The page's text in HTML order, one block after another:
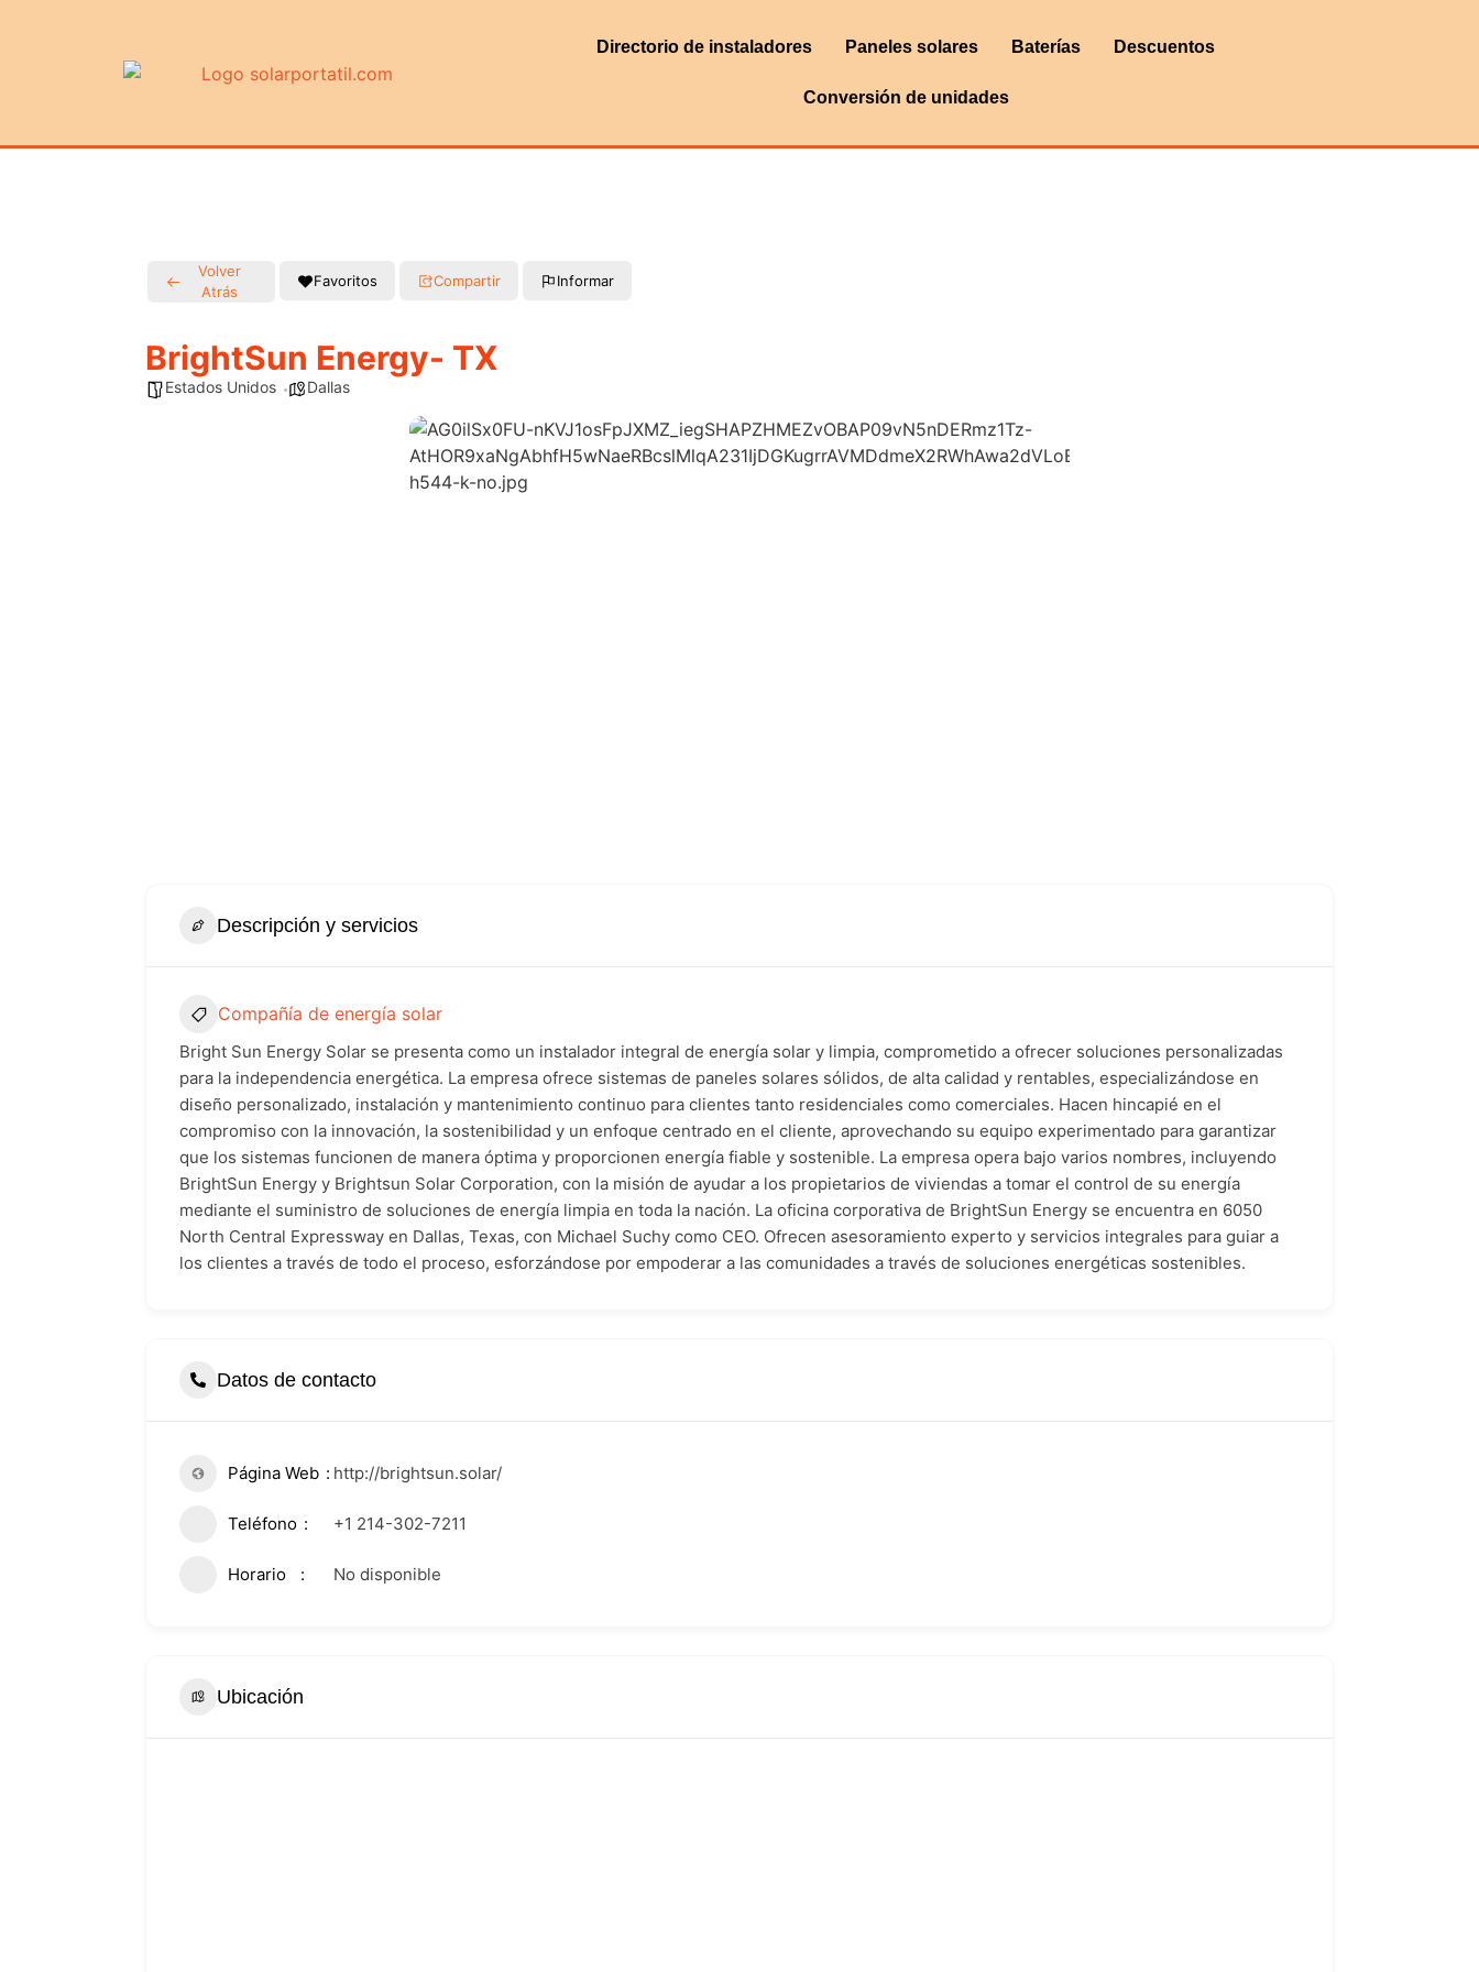
Directorio de instaladores Paneles solares Baterías Descuentos
Conversión de unidades
Volver
Atrás
Favoritos Compartir Informar
BrightSun Energy- TX
Estados Unidos Dallas
Descripción y servicios
Compañía de energía solar
Bright Sun Energy Solar se presenta como un instalador integral de energía solar y limpia, comprometido a ofrecer soluciones personalizadas
para la independencia energética. La empresa ofrece sistemas de paneles solares sólidos, de alta calidad y rentables, especializándose en
diseño personalizado, instalación y mantenimiento continuo para clientes tanto residenciales como comerciales. Hacen hincapié en el
compromiso con la innovación, la sostenibilidad y un enfoque centrado en el cliente, aprovechando su equipo experimentado para garantizar
que los sistemas funcionen de manera óptima y proporcionen energía fiable y sostenible. La empresa opera bajo varios nombres, incluyendo
BrightSun Energy y Brightsun Solar Corporation, con la misión de ayudar a los propietarios de viviendas a tomar el control de su energía
mediante el suministro de soluciones de energía limpia en toda la nación. La oficina corporativa de BrightSun Energy se encuentra en 6050
North Central Expressway en Dallas, Texas, con Michael Suchy como CEO. Ofrecen asesoramiento experto y servicios integrales para guiar a
los clientes a través de todo el proceso, esforzándose por empoderar a las comunidades a través de soluciones energéticas sostenibles.
Datos de contacto
Página Web http://brightsun.solar/
Teléfono +1 214-302-7211
Horario No disponible
Ubicación